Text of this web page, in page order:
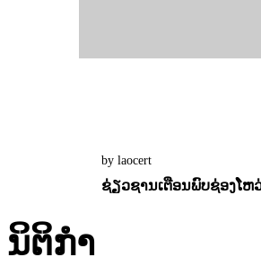
by laocert
ຊ່ຽວຊານເຕືອນພົບຊ່ອງໂຫ
ນິ​ຕິ​ກໍາ